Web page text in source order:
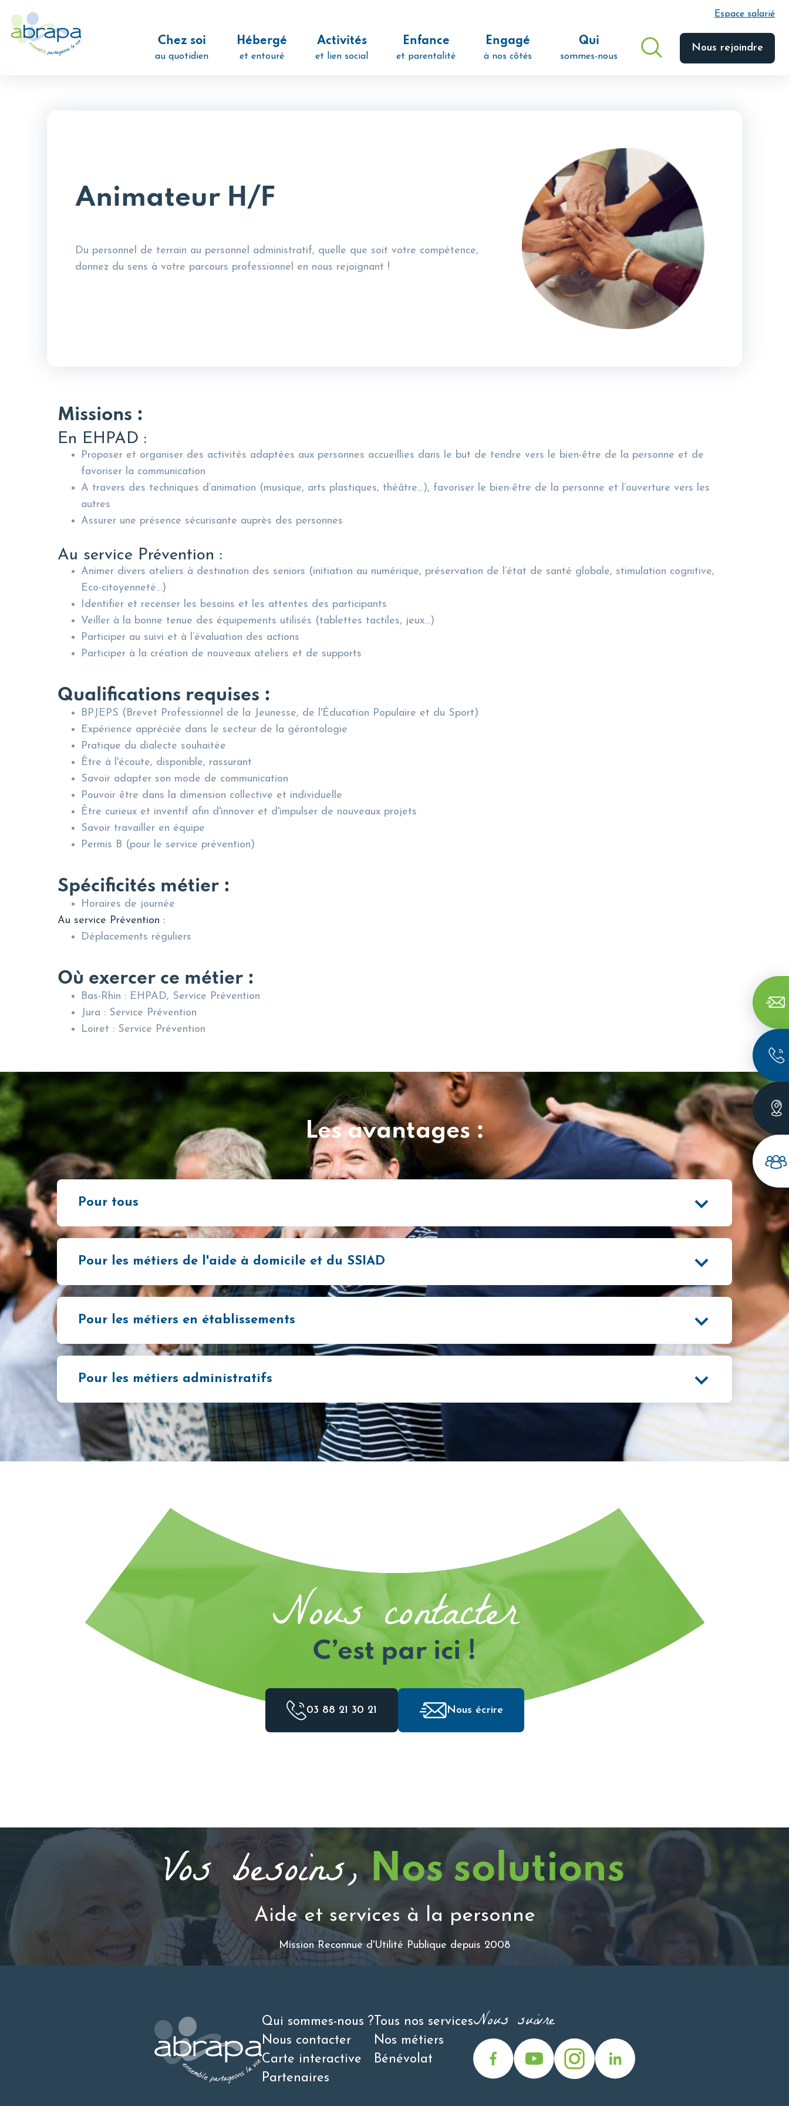
Espace salarié
Chez soi
au quotidien
Hébergé
et entouré
Activités
et lien social
Enfance
et parentalité
Engagé
à nos côtés
Qui
sommes-nous
Nous rejoindre
Animateur H/F
Du personnel de terrain au personnel administratif, quelle que soit votre compétence,
donnez du sens à votre parcours professionnel en nous rejoignant !
Missions :
En EHPAD :
Proposer et organiser des activités adaptées aux personnes accueillies dans le but de tendre vers le bien-être de la personne et de
favoriser la communication
A travers des techniques d’animation (musique, arts plastiques, théâtre…), favoriser le bien-être de la personne et l’ouverture vers les
autres
Assurer une présence sécurisante auprès des personnes
Au service Prévention :
Animer divers ateliers à destination des seniors (initiation au numérique, préservation de l’état de santé globale, stimulation cognitive,
Eco-citoyenneté…)
Identifier et recenser les besoins et les attentes des participants
Veiller à la bonne tenue des équipements utilisés (tablettes tactiles, jeux…)
Participer au suivi et à l’évaluation des actions
Participer à la création de nouveaux ateliers et de supports
Qualifications requises :
BPJEPS (Brevet Professionnel de la Jeunesse, de l'Éducation Populaire et du Sport)
Expérience appréciée dans le secteur de la gérontologie
Pratique du dialecte souhaitée
Être à l'écoute, disponible, rassurant
Savoir adapter son mode de communication
Pouvoir être dans la dimension collective et individuelle
Être curieux et inventif afin d'innover et d'impulser de nouveaux projets
Savoir travailler en équipe
Permis B (pour le service prévention)
Spécificités métier :
Horaires de journée
Au service Prévention :
Déplacements réguliers
Où exercer ce métier :
Bas-Rhin : EHPAD, Service Prévention
Jura : Service Prévention
Loiret : Service Prévention
Les avantages :
Pour tous
Pour les métiers de l'aide à domicile et du SSIAD
Pour les métiers en établissements
Pour les métiers administratifs
Nous contacter
C’est par ici !
03 88 21 30 21 Nous écrire
Vos besoins, Nos solutions
Aide et services à la personne
Mission Reconnue d'Utilité Publique depuis 2008
Qui sommes-nous ?
Nous contacter
Carte interactive
Partenaires
Tous nos services
Nos métiers
Bénévolat
Nous suivre